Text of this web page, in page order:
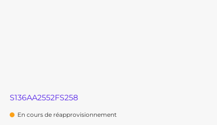
S136AA2552FS258
En cours de réapprovisionnement